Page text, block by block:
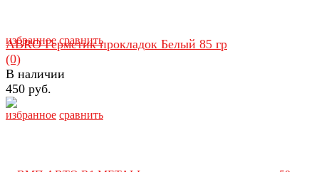
избранное сравнить
избранное сравнить
ABRO Герметик прокладок Белый 85 гр
(0)
В наличии
450 руб.